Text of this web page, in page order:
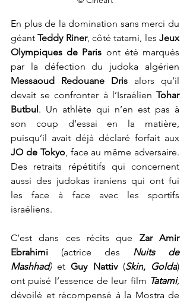
En plus de la domination sans merci du
géant Teddy Riner, côté tatami, les Jeux
Olympiques de Paris ont été marqués
Messaoud Redouane Dris alors qu’il
devait se confronter à l’Israélien Tohar
Butbul . Un athlète qui n’en est pas à
son coup d’essai en la matière,
puisqu’il avait déjà déclaré forfait aux
JO de Tokyo, face au même adversaire.
Des retraits répétitifs qui concernent
aussi des judokas iraniens qui ont fui
les face à face avec les sportifs
israéliens.
C’est dans ces récits que Zar Amir
Ebrahimi (actrice des Nuits de
Mashhad) et Guy Nattiv (Skin, Golda)
ont puisé l’essence de leur film Tatami
dévoilé et récompensé à la Mostra de